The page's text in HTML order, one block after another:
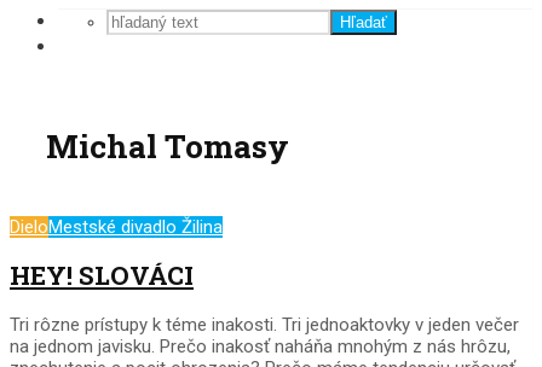
Hľadať
Michal Tomasy
DieloMestské divadlo Žilina
HEY! SLOVÁCI
Tri rôzne prístupy k téme inakosti. Tri jednoaktovky v jeden večer
na jednom javisku. Prečo inakosť naháňa mnohým z nás hrôzu,